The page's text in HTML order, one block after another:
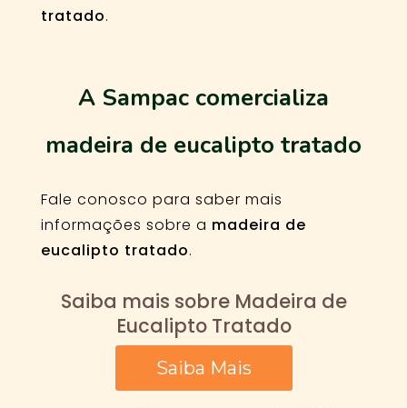
tratado.
A Sampac comercializa
madeira de eucalipto tratado
Fale conosco para saber mais
informações sobre a madeira de
eucalipto tratado.
Saiba mais sobre Madeira de
Eucalipto Tratado
Saiba Mais